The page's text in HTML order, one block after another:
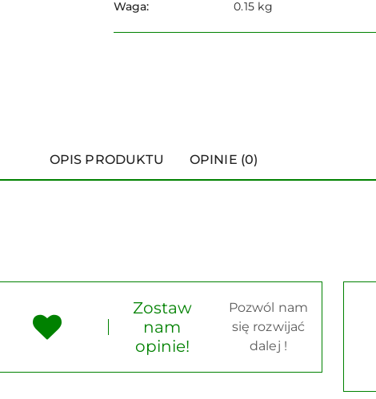
Waga: 0.15 kg
OPIS PRODUKTU OPINIE (0)
Zostaw
nam
opinie!
Pozwól nam
się rozwijać
dalej !